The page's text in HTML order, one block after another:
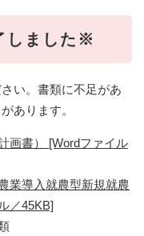
ました※
い。書類に不足があ
あります。
画書） [Wordファイル
業導入就農型新規就農
／45KB]